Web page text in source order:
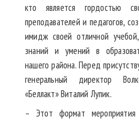
кто является гордостью
преподавателей и педагогов,
имидж своей отличной
знаний и умений в
нашего района. Перед
генеральный директор
«Беллакт» Виталий Лупик.
– Этот формат